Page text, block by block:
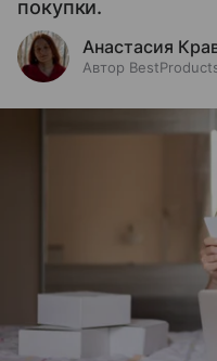
покупки.
Анастасия
Автор